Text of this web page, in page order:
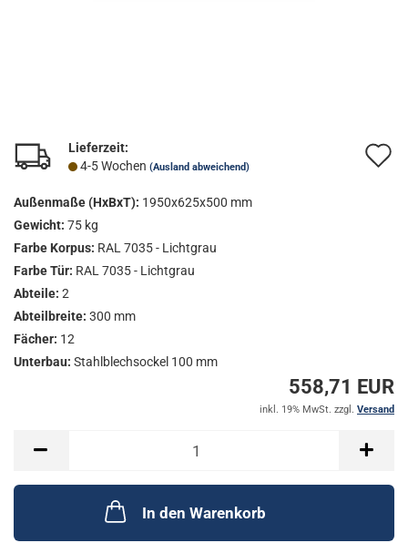
Lieferzeit:
4-5 Wochen (Ausland abweichend)
Außenmaße (HxBxT): 1950x625x500 mm
Gewicht: 75 kg
Farbe Korpus: RAL 7035 - Lichtgrau
Farbe Tür: RAL 7035 - Lichtgrau
Abteile: 2
Abteilbreite: 300 mm
Fächer: 12
Unterbau: Stahlblechsockel 100 mm
558,71 EUR
inkl. 19% MwSt. zzgl. Versand
In den Warenkorb